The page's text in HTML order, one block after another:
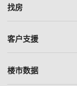
美联集团
人才招募
找房
一手新房
减价
客户支援
自助放盘
楼市数据